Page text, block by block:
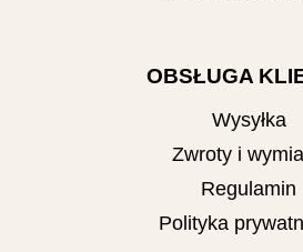
OBSŁUGA
Wysyłka
Zwroty i
Regulamin
Polityka